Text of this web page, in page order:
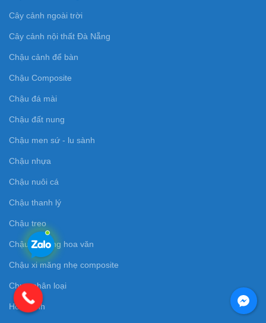
Cây cảnh ngoài trời
Cây cảnh nội thất Đà Nẵng
Chậu cảnh để bàn
Chậu Composite
Chậu đá mài
Chậu đất nung
Chậu men sứ - lu sành
Chậu nhựa
Chậu nuôi cá
Chậu thanh lý
Chậu treo
Chậu xi măng hoa văn
Chậu xi măng nhẹ composite
Chưa phân loại
Hoa cảnh